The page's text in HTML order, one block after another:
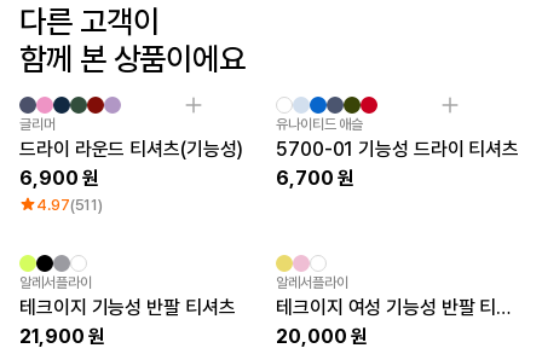
다른 고객이
함께 본 상품이에요
Category Best
글리머
드라이 라운드 티셔츠(기능성)
6,900
4.97(511)
New
유나이티드 애슬
5700-01 기능성 드라이 티셔츠
6,700
New
알레서플라이
테크이지 기능성 반팔 티셔츠
21,900
New
알레서플라이
테크이지 여성 기능성 반팔 티셔츠
20,000
1:1 문의
고객센터
마플 서비스 소개
한국어
가격대
~ 1만원
1만원 ~ 2만원
2만원 ~ 3만원
3만원 ~
민소매
반소매
긴소매
폴리
면/폴리
챔피온
트리플에이
프린트스타